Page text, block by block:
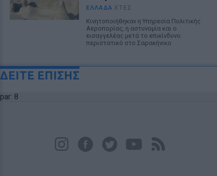
ΕΛΛΆΔΑ ΧΤΕΣ
Κινητοποιήθηκαν η Υπηρεσία Πολιτικής
Αεροπορίας, η αστυνομία και ο
εισαγγελέας μετά το επικίνδυνο
περιστατικό στο Σαρακήνικο
ΔΕΙΤΕ ΕΠΙΣΗΣ
par: 8